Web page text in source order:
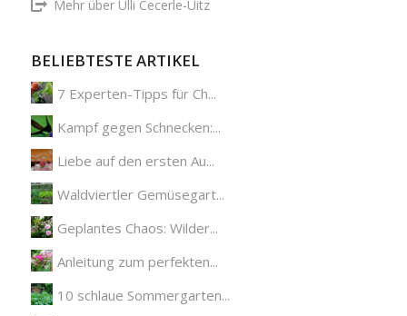
Mehr über Ulli Cecerle-Uitz
BELIEBTESTE ARTIKEL
7 Experten-Tipps für Ch...
Kampf gegen Schnecken:...
Liebe auf den ersten Au...
Waldviertler Gemüsegart...
Geplantes Chaos: Wilder...
Anleitung zum perfekten...
10 schlaue Sommergarten...